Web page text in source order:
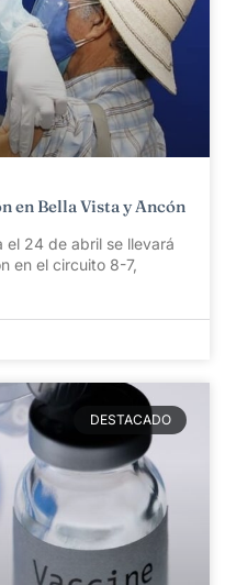
en Bella Vista y Ancón
el 24 de abril se llevará
en el circuito 8-7,
DESTACADO